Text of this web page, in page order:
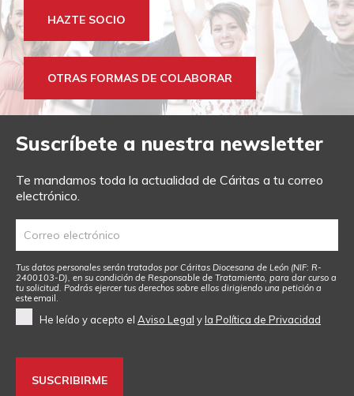
HAZTE SOCIO
OTRAS FORMAS DE COLABORAR
Suscríbete a nuestra newsletter
Te mandamos toda la actualidad de Cáritas a tu correo
electrónico.
Tus datos personales serán tratados por Cáritas Diocesana de León (NIF: R-
2400103-D), en su condición de Responsable de Tratamiento, para dar curso a
tu solicitud. Podrás ejercer tus derechos sobre ellos dirigiendo una petición a
este email .
He leído y acepto el Aviso Legal yla Política de Privacidad